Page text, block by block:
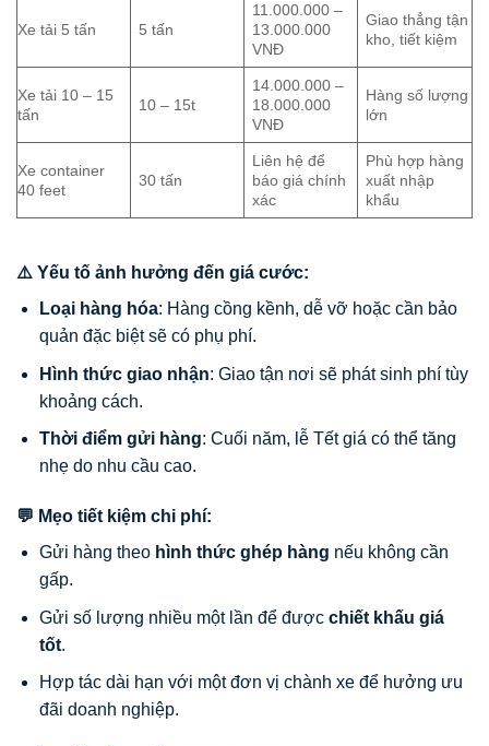
Xe tải 5 tấn 5 tấn
11.000.000 –
13.000.000
VNĐ
Giao thẳng tận
kho, tiết kiệm
Xe tải 10 – 15
tấn
10 – 15t
14.000.000 –
18.000.000
VNĐ
Hàng số lượng
lớn
Xe container
40 feet
30 tấn
Liên hệ để
báo giá chính
xác
Phù hợp hàng
xuất nhập
khẩu
⚠️ Yếu tố ảnh hưởng đến giá cước:
Loại hàng hóa: Hàng cồng kềnh, dễ vỡ hoặc cần bảo
quản đặc biệt sẽ có phụ phí.
Hình thức giao nhận: Giao tận nơi sẽ phát sinh phí tùy
khoảng cách.
Thời điểm gửi hàng: Cuối năm, lễ Tết giá có thể tăng
nhẹ do nhu cầu cao.
💬 Mẹo tiết kiệm chi phí:
Gửi hàng theo hình thức ghép hàng nếu không cần
gấp.
Gửi số lượng nhiều một lần để được chiết khấu giá
tốt.
Hợp tác dài hạn với một đơn vị chành xe để hưởng ưu
đãi doanh nghiệp.